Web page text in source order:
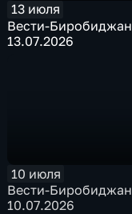
13 июля
Вести-Биробиджан
13.07.2026
10 июля
Вести-Биробиджан
10.07.2026